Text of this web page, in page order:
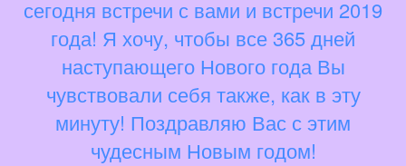
сегодня встречи с вами и встречи 2019
года! Я хочу, чтобы все 365 дней
наступающего Нового года Вы
чувствовали себя также, как в эту
минуту! Поздравляю Вас с этим
чудесным Новым годом!